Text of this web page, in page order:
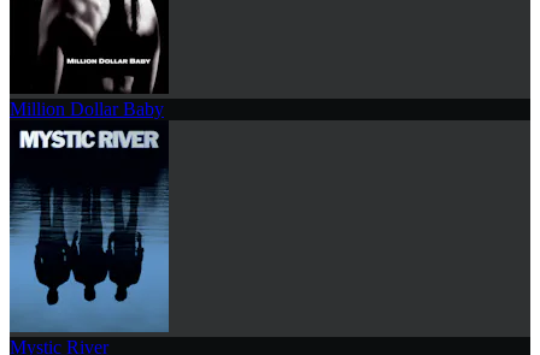
Million Dollar Baby
Mystic River